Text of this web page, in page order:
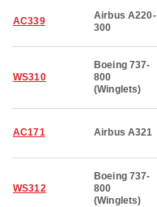
AC339
Airbus A220-
300
WS310
Boeing 737-
800
(Winglets)
AC171 Airbus A321
WS312
Boeing 737-
800
(Winglets)